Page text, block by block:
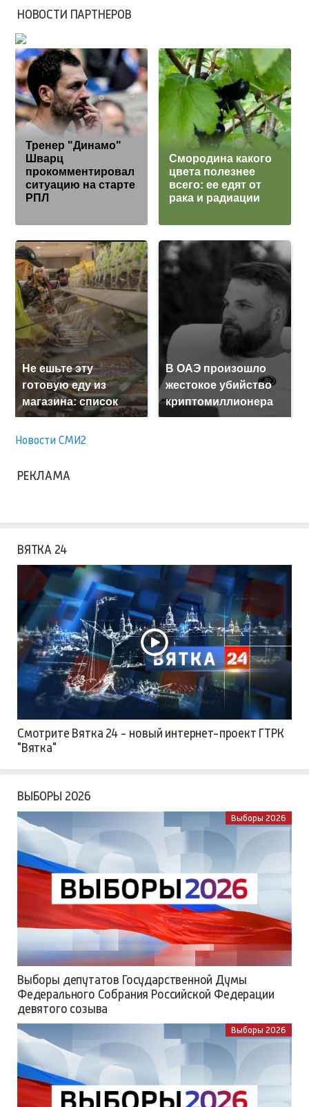
НОВОСТИ ПАРТНЕРОВ
Тренер "Динамо"
Шварц
прокомментировал
ситуацию на старте
РПЛ
Смородина какого
цвета полезнее
всего: ее едят от
рака и радиации
Не ешьте эту
готовую еду из
магазина: список
В ОАЭ произошло
жестокое убийство
криптомиллионера
Новости СМИ2
РЕКЛАМА
ВЯТКА 24
Смотрите Вятка 24 - новый интернет-проект ГТРК
"Вятка"
ВЫБОРЫ 2026
Выборы 2026
Выборы депутатов Государственной Думы
Федерального Собрания Российской Федерации
девятого созыва
Выборы 2026